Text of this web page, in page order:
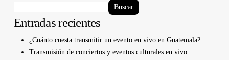
Buscar
Entradas recientes
¿Cuánto cuesta transmitir un evento en vivo en Guatemala?
Transmisión de conciertos y eventos culturales en vivo